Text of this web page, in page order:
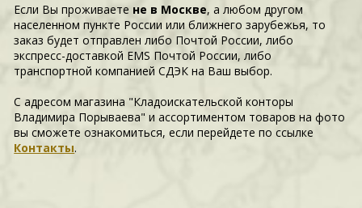
Если Вы проживаете не в Москве, а любом другом
населенном пункте России или ближнего зарубежья, то
заказ будет отправлен либо Почтой России, либо
экспресс-доставкой EMS Почтой России, либо
транспортной компанией СДЭК на Ваш выбор.
С адресом магазина "Кладоискательской конторы
Владимира Порываева" и ассортиментом товаров на фото
вы сможете ознакомиться, если перейдете по ссылке
Контакты.